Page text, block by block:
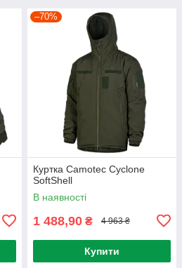
–70%
Куртка Camotec Cyclone
SoftShell
В наявності
1 488,90 ₴ 4 963 ₴
Купити